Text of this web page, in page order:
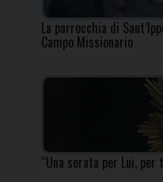
La parrocchia di
Campo Missionario
“Una serata per Lui, per